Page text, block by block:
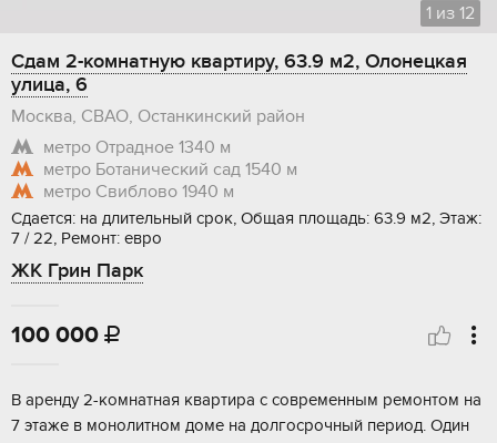
1 из 12
Сдам 2-комнатную квартиру, 63.9 м2, Олонецкая
улица, 6
Москва, СВАО, Останкинский район
метро Отрадное 1340 м
метро Ботанический сад 1540 м
метро Свиблово 1940 м
Сдается: на длительный срок, Общая площадь: 63.9 м2, Этаж:
7 / 22, Ремонт: евро
ЖК Грин Парк
100 000 
В аренду 2-комнатная квартира с современным ремонтом на
7 этаже в монолитном доме на долгосрочный период. Один